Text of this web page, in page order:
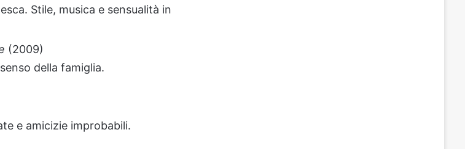
Stile, musica e sensualità in
(2009)
della famiglia.
e amicizie improbabili.